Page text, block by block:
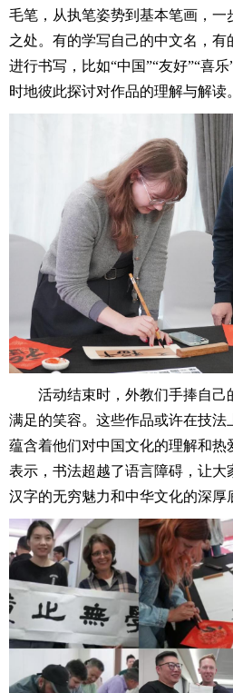
毛笔，从执笔姿势到基本笔画，一
之处。有的学写自己的中文名，
进行书写，比如“中国”“友好”“喜
时地彼此探讨对作品的理解与解读。
活动结束时，外教们手捧自己
满足的笑容。这些作品或许在技法
蕴含着他们对中国文化的理解和热
表示，书法超越了语言障碍，让大
汉字的无穷魅力和中华文化的深厚